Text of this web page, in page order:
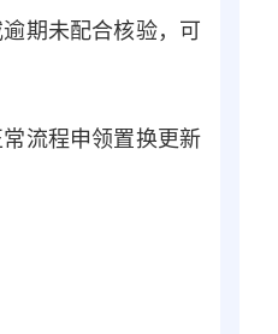
期未配合核验，可
流程申领置换更新